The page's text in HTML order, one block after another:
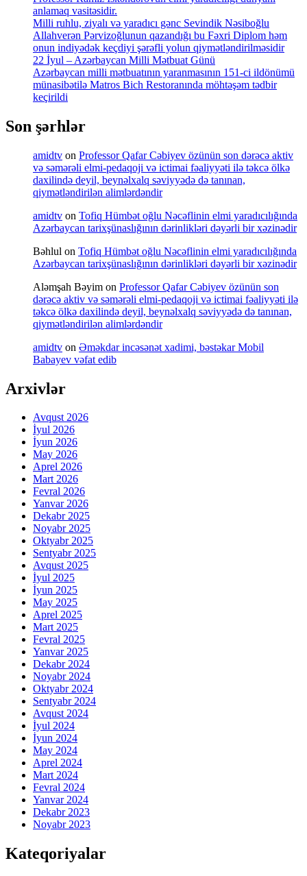
anlamaq vasitəsidir.
Milli ruhlu, ziyalı və yaradıcı gənc Sevindik Nəsiboğlu
Allahverən Pərvizoğlunun qazandığı bu Fəxri Diplom həm
onun indiyədək keçdiyi şərəfli yolun qiymətləndirilməsidir
22 İyul – Azərbaycan Milli Mətbuat Günü
Azərbaycan milli mətbuatının yaranmasının 151-ci ildönümü
münasibətilə Matros Bich Restoranında möhtəşəm tədbir
keçirildi
Son şərhlər
amidtv on Professor Qafar Cəbiyev özünün son dərəcə aktiv
və səmərəli elmi-pedaqoji və ictimai fəaliyyəti ilə təkcə ölkə
daxilində deyil, beynəlxalq səviyyədə də tanınan,
qiymətləndirilən alimlərdəndir
amidtv on Tofiq Hümbət oğlu Nəcəflinin elmi yaradıcılığında
Azərbaycan tarixşünaslığının dərinlikləri dəyərli bir xəzinədir
Bəhlul on Tofiq Hümbət oğlu Nəcəflinin elmi yaradıcılığında
Azərbaycan tarixşünaslığının dərinlikləri dəyərli bir xəzinədir
Aləmşah Bəyim on Professor Qafar Cəbiyev özünün son
dərəcə aktiv və səmərəli elmi-pedaqoji və ictimai fəaliyyəti ilə
təkcə ölkə daxilində deyil, beynəlxalq səviyyədə də tanınan,
qiymətləndirilən alimlərdəndir
amidtv on Əməkdar incəsənət xadimi, bəstəkar Mobil
Babayev vəfat edib
Arxivlər
Avqust 2026
İyul 2026
İyun 2026
May 2026
Aprel 2026
Mart 2026
Fevral 2026
Yanvar 2026
Dekabr 2025
Noyabr 2025
Oktyabr 2025
Sentyabr 2025
Avqust 2025
İyul 2025
İyun 2025
May 2025
Aprel 2025
Mart 2025
Fevral 2025
Yanvar 2025
Dekabr 2024
Noyabr 2024
Oktyabr 2024
Sentyabr 2024
Avqust 2024
İyul 2024
İyun 2024
May 2024
Aprel 2024
Mart 2024
Fevral 2024
Yanvar 2024
Dekabr 2023
Noyabr 2023
Kateqoriyalar